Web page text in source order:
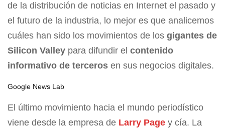
de la distribución de noticias en Internet el pasado y
el futuro de la industria, lo mejor es que analicemos
cuáles han sido los movimientos de los gigantes de
Silicon Valley para difundir el contenido
informativo de terceros en sus negocios digitales.
Google News Lab
El último movimiento hacia el mundo periodístico
viene desde la empresa de Larry Page y cía. La